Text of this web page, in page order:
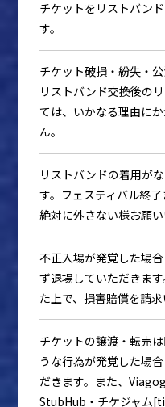
チケットをリストバン
す。
チケット破損・紛失・
リストバンド交換後の
ては、いかなる理由に
ん。
リストバンドの着用が
す。フェスティバル終
絶対に外さない様お願い
不正入場が発覚した場
ず退場していただきま
た上で、損害賠償を請求
チケットの譲渡・転売
うな行為が発覚した場
だきます。また、
StubHub・チケジャム